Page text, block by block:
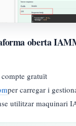
oberta
gratuït
per carregar i
utilitzar maquinari